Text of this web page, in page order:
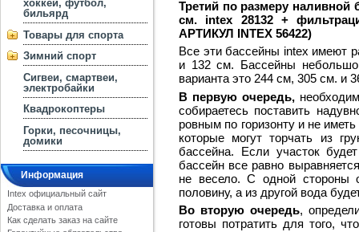
хоккей, футбол,
бильярд
Товары для спорта
Зимний спорт
Сигвеи, смартвеи,
электробайки
Квадрокоптеры
Горки, песочницы,
домики
Информация
Intex официальный сайт
Доставка и оплата
Как сделать заказ на сайте
Третий по размеру наливной
см. intex 28132 +
АРТИКУЛ INTEX 56422)
Все эти бассейны intex имеют
и 132 см. Бассейны
варианта это 244 см, 305 см. и
В первую очередь,
собираетесь поставить
ровным по горизонту и не
которые могут торчать из
бассейна. Если участок
бассейн все равно
не весело. С одной стороны
половину, а из другой вода
Во вторую очередь,
готовы потратить для того,